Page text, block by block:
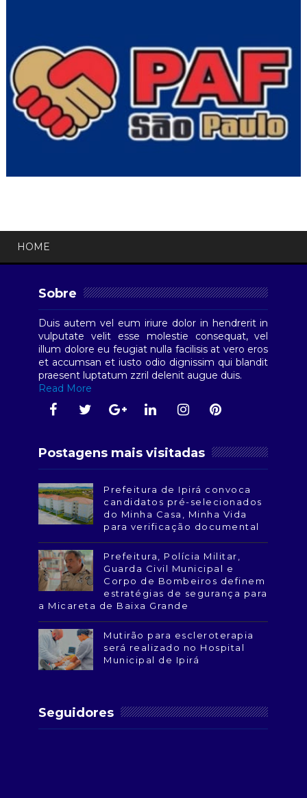
HOME
Sobre
Duis autem vel eum iriure dolor in hendrerit in
vulputate velit esse molestie consequat, vel
illum dolore eu feugiat nulla facilisis at vero eros
et accumsan et iusto odio dignissim qui blandit
praesent luptatum zzril delenit augue duis.
Read More
Postagens mais visitadas
Prefeitura de Ipirá convoca
candidatos pré-selecionados
do Minha Casa, Minha Vida
para verificação documental
Prefeitura, Polícia Militar,
Guarda Civil Municipal e
Corpo de Bombeiros definem
estratégias de segurança para
a Micareta de Baixa Grande
Mutirão para escleroterapia
será realizado no Hospital
Municipal de Ipirá
Seguidores